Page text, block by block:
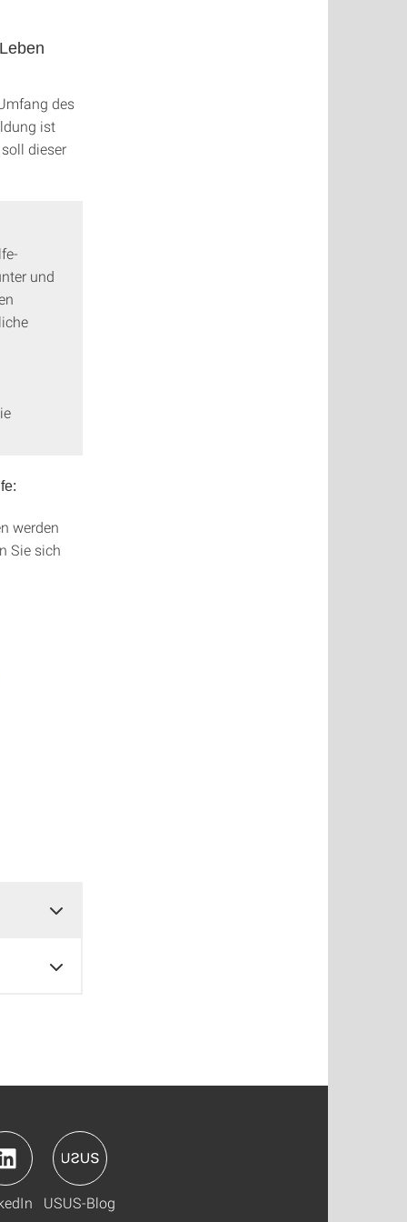
des
ist
dieser
und
werden
Sie sich
USUS-Blog